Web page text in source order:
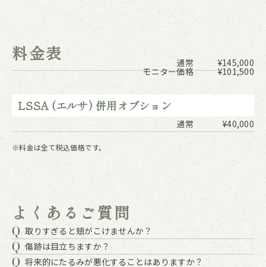
料金表
モニター価格 ¥101,500
通常 ¥145,000
LSSA (エルサ) 併用オプション
通常 ¥40,000
※料金は全て税込価格です。
よくあるご質問
Q 取りすぎると頬がこけませんか？
Q 傷跡は目立ちますか？
Q 将来的にたるみが悪化することはありますか？